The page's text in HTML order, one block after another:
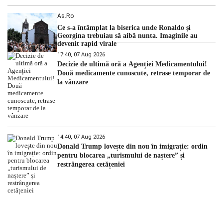
As.ro
Ce s-a întâmplat la biserica unde Ronaldo şi
Georgina trebuiau să aibă nunta. Imaginile au
devenit rapid virale
17:40, 07 Aug 2026
Decizie de ultimă oră a Agenției Medicamentului!
Două medicamente cunoscute, retrase temporar de
la vânzare
14:40, 07 Aug 2026
Donald Trump lovește din nou în imigrație: ordin
pentru blocarea „turismului de naștere” și
restrângerea cetățeniei